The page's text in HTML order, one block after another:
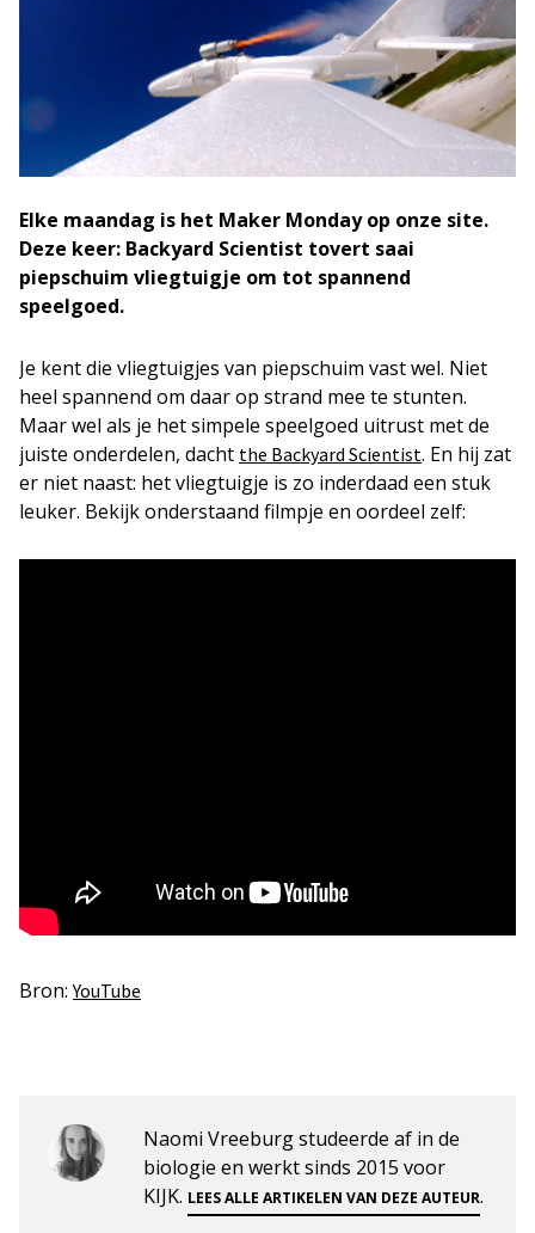
Elke maandag is het Maker Monday op onze site.
Deze keer: Backyard Scientist tovert saai
piepschuim vliegtuigje om tot spannend
speelgoed.
Je kent die vliegtuigjes van piepschuim vast wel. Niet
heel spannend om daar op strand mee te stunten.
Maar wel als je het simpele speelgoed uitrust met de
juiste onderdelen, dacht the Backyard Scientist. En hij zat
er niet naast: het vliegtuigje is zo inderdaad een stuk
leuker. Bekijk onderstaand filmpje en oordeel zelf:
Bron:YouTube
Naomi Vreeburg studeerde af in de
biologie en werkt sinds 2015 voor
KIJK. LEES ALLE ARTIKELEN VAN DEZE AUTEUR.